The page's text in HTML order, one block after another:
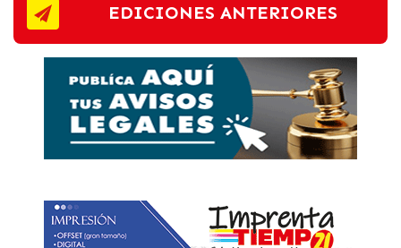
EDICIONES ANTERIORES